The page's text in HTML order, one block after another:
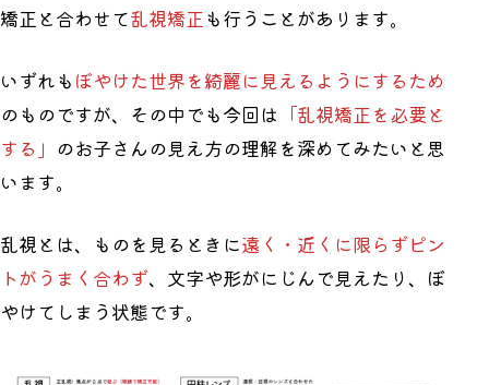
矯正と合わせて乱視矯正も行うことがあります。
いずれも ぼやけた世界を綺麗に見えるようにするため
のものですが、その中でも今回は 「乱視矯正を必要と
する」 のお子さんの見え方の理解を深めてみたいと思
います。
乱視とは、ものを見るときに遠く・近くに限らずピン
トがうまく合わず、文字や形がにじんで見えたり、ぼ
やけてしまう状態です。